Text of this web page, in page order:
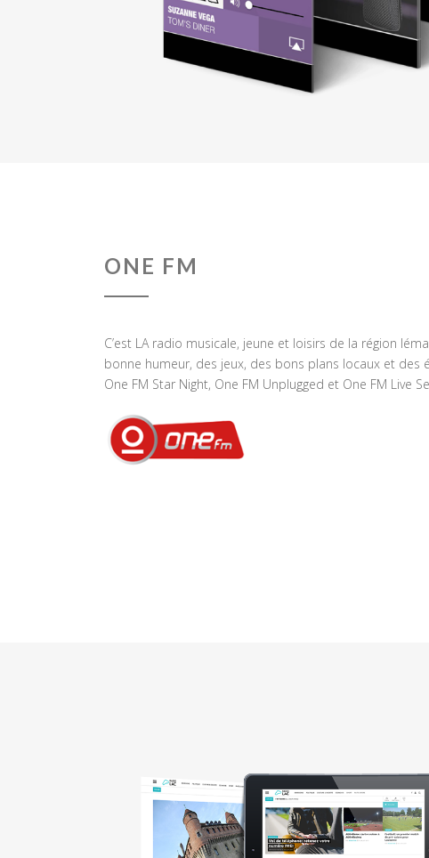
ONE FM
C’est LA radio musicale, jeune et loisirs de la région
bonne humeur, des jeux, des bons plans locaux et des
One FM Star Night, One FM Unplugged et One FM Live